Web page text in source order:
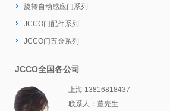
旋转自动感应门系列
JCCO门配件系列
JCCO门五金系列
JCCO全国各公司
上海 13816818437
联系人：董先生